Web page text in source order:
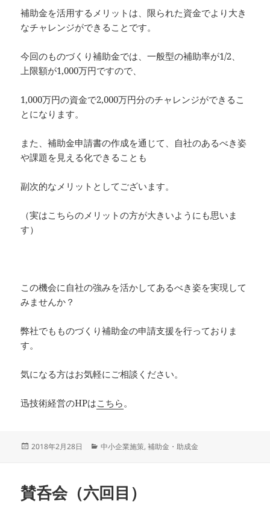
補助金を活用するメリットは、限られた資金でより大き
なチャレンジができることです。
今回のものづくり補助金では、一般型の補助率が1/2、
上限額が1,000万円ですので、
1,000万円の資金で2,000万円分のチャレンジができるこ
とになります。
また、補助金申請書の作成を通じて、自社のあるべき姿
や課題を見える化できることも
副次的なメリットとしてございます。
（実はこちらのメリットの方が大きいようにも思いま
す）
この機会に自社の強みを活かしてあるべき姿を実現して
みませんか？
弊社でもものづくり補助金の申請支援を行っておりま
す。
気になる方はお気軽にご相談ください。
迅技術経営のHPはこちら。
投
2018年2月28日
カ
ー
中小企業施策,補助金・助成金
賛呑会（六回目）